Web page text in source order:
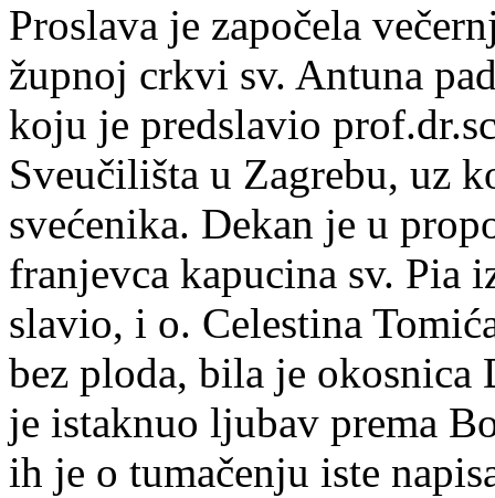
Proslava je započela
župnoj crkvi sv. Antuna
koju je predslavio
Sveučilišta u Zagrebu, uz
svećenika. Dekan je u
franjevca kapucina sv. Pia
slavio, i o. Celestina
bez ploda, bila je
je istaknuo ljubav prema
ih je o tumačenju iste